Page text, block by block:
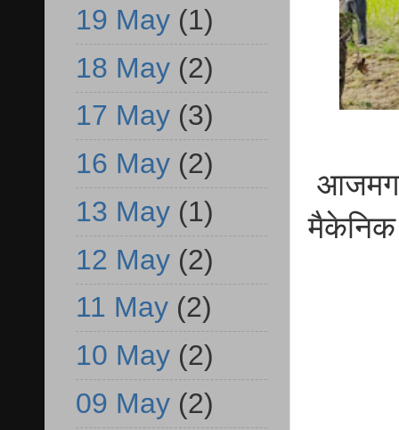
19 May (1)
18 May (2)
17 May (3)
16 May (2)
13 May (1)
12 May (2)
11 May (2)
10 May (2)
09 May (2)